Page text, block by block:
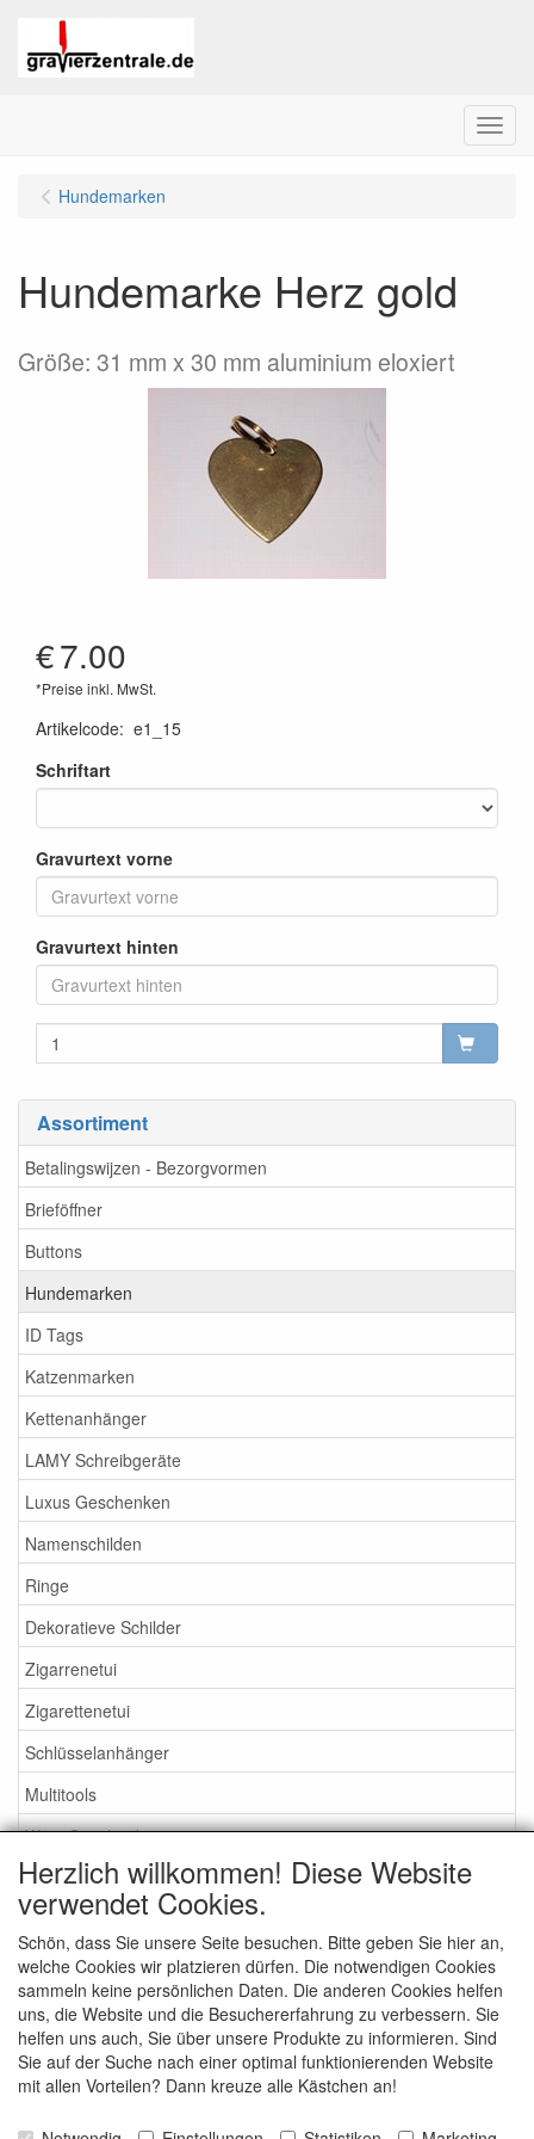
Menu
Assortiment
Betalingswijzen - Bezorgvormen
Brieföffner
Buttons
Hundemarken
ID Tags
Katzenmarken
Kettenanhänger
LAMY Schreibgeräte
Luxus Geschenken
Namenschilden
Ringe
Dekoratieve Schilder
Zigarrenetui
Zigarettenetui
Schlüsselanhänger
Multitools
Wein Geschenke
Flachmänner
Zippo Feuerzeuge
Suche
Was suchen Sie?
Hundemarken
Hundemarke Herz gold
Größe: 31 mm x 30 mm aluminium eloxiert
€7.00
*Preise inkl. MwSt.
Artikelcode: e1_15
Schriftart
Gravurtext vorne
Gravurtext hinten
Herzlich willkommen! Diese Website
verwendet Cookies.
Schön, dass Sie unsere Seite besuchen. Bitte geben Sie hier an,
welche Cookies wir platzieren dürfen. Die notwendigen Cookies
sammeln keine persönlichen Daten. Die anderen Cookies helfen
uns, die Website und die Besuchererfahrung zu verbessern. Sie
helfen uns auch, Sie über unsere Produkte zu informieren. Sind
Sie auf der Suche nach einer optimal funktionierenden Website
mit allen Vorteilen? Dann kreuze alle Kästchen an!